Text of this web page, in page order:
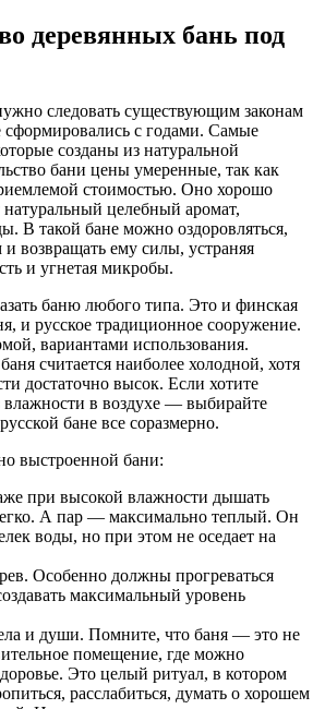
деревянных бань под
следовать существующим законам
сформировались с годами. Самые
созданы из натуральной
бани цены умеренные, так как
стоимостью. Оно хорошо
натуральный целебный аромат,
В такой бане можно оздоровляться,
и возвращать ему силы, устраняя
и угнетая микробы.
баню любого типа. Это и финская
и русское традиционное сооружение.
вариантами использования.
считается наиболее холодной, хотя
достаточно высок. Если хотите
влажности в воздухе — выбирайте
бане все соразмерно.
выстроенной бани:
при высокой влажности дышать
А пар — максимально теплый. Он
воды, но при этом не оседает на
Особенно должны прогреваться
максимальный уровень
и души. Помните, что баня — это не
помещение, где можно
Это целый ритуал, в котором
расслабиться, думать о хорошем